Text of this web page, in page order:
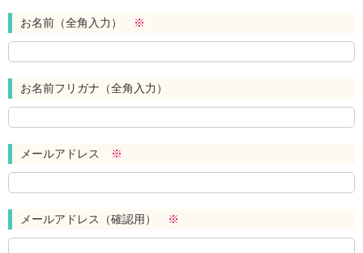
お名前（全角入力） ※
お名前フリガナ（全角入力）
メールアドレス ※
メールアドレス（確認用） ※